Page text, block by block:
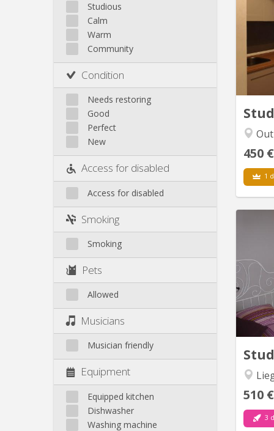
Saint-Léonard
Sainte-Walburge
Liege
Studious
Calm
Warm
Community
Condition
Needs restoring
Good
Perfect
New
Access for disabled
Access for disabled
Smoking
Smoking
Pets
Allowed
Musicians
Musician friendly
Equipment
Equipped kitchen
Dishwasher
Washing machine
450 €
1
510 €
3